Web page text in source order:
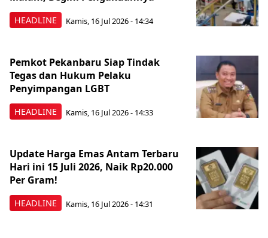
HEADLINE Kamis, 16 Jul 2026 - 14:34
HEADLINE
Pemkot Pekanbaru Siap Tindak
Tegas dan Hukum Pelaku
Penyimpangan LGBT
Kamis, 16 Jul 2026 - 14:33
HEADLINE
Update Harga Emas Antam Terbaru
Hari ini 15 Juli 2026, Naik Rp20.000
Per Gram!
Kamis, 16 Jul 2026 - 14:31